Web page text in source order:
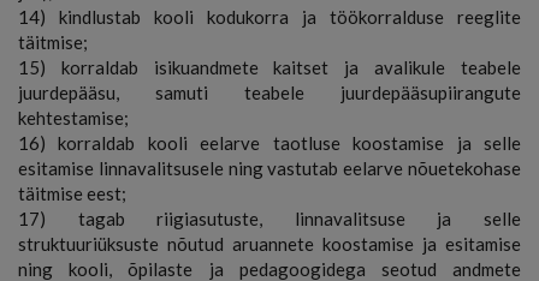
14) kindlustab kooli kodukorra ja töökorralduse reeglite
täitmise;
15) korraldab isikuandmete kaitset ja avalikule teabele
juurdepääsu, samuti teabele juurdepääsupiirangute
kehtestamise;
16) korraldab kooli eelarve taotluse koostamise ja selle
esitamise linnavalitsusele ning vastutab eelarve nõuetekohase
täitmise eest;
17) tagab riigiasutuste, linnavalitsuse ja selle
struktuuriüksuste nõutud aruannete koostamise ja esitamise
ning kooli, õpilaste ja pedagoogidega seotud andmete